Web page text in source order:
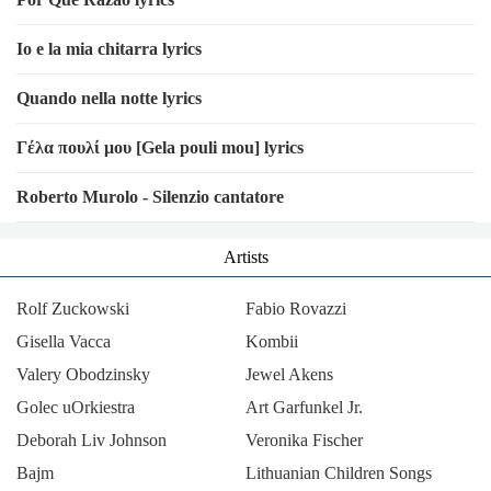
Du kan trampe på meg tusen ganger, men
Mange bratte bakker, c'est la vie
Mange dager i mani
Album:
Et godt stup i et grunt vann
Io e la mia chitarra lyrics
Quando nella notte lyrics
Γέλα πουλί μου [Gela pouli mou] lyrics
Roberto Murolo - Silenzio cantatore
Artists
Rolf Zuckowski
Fabio Rovazzi
Gisella Vacca
Kombii
Valery Obodzinsky
Jewel Akens
Golec uOrkiestra
Art Garfunkel Jr.
Deborah Liv Johnson
Veronika Fischer
Bajm
Lithuanian Children Songs